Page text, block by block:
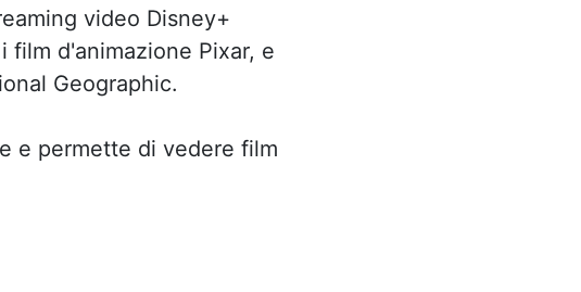
video Disney+
film d'animazione Pixar, e
Geographic.
e permette di vedere film